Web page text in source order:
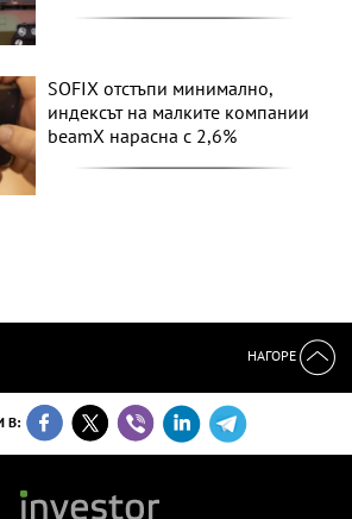
SOFIX отстъпи минимално,
индексът на малките компании
beamX нарасна с 2,6%
НАГОРЕ
В: